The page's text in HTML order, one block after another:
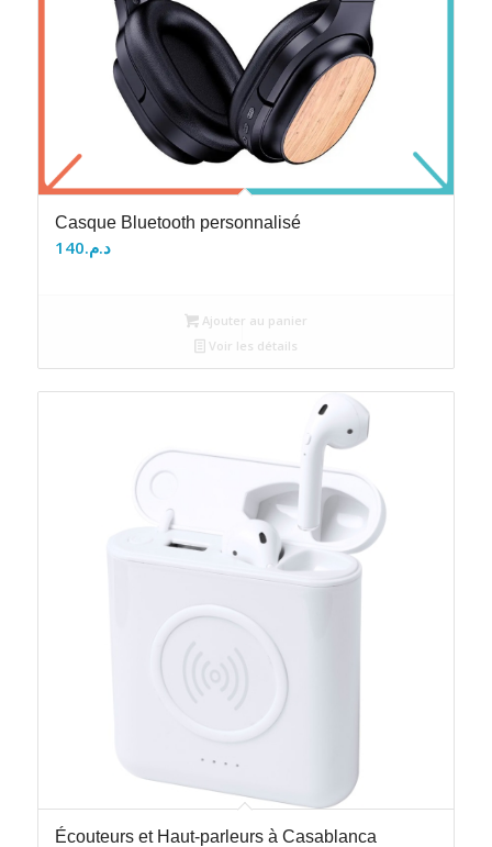
Casque Bluetooth personnalisé
د.م.140
Ajouter au panier
Voir les détails
Écouteurs et Haut-parleurs à Casablanca